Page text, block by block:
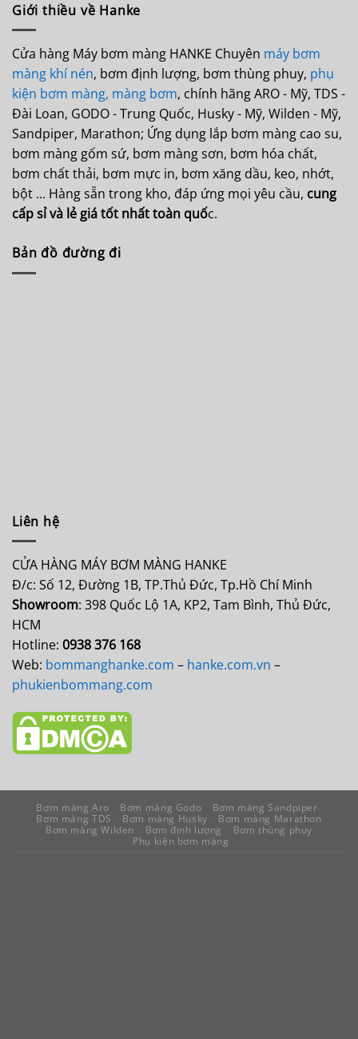
Giới thiều về Hanke
Cửa hàng Máy bơm màng HANKE Chuyên máy bơm
màng khí nén, bơm định lượng, bơm thùng phuy, phụ
kiện bơm màng, màng bơm, chính hãng ARO - Mỹ, TDS -
Đài Loan, GODO - Trung Quốc, Husky - Mỹ, Wilden - Mỹ,
Sandpiper, Marathon; Ứng dụng lắp bơm màng cao su,
bơm màng gốm sứ, bơm màng sơn, bơm hóa chất,
bơm chất thải, bơm mực in, bơm xăng dầu, keo, nhớt,
bột ... Hàng sẵn trong kho, đáp ứng mọi yêu cầu, cung
cấp sỉ và lẻ giá tốt nhất toàn quốc.
Bản đồ đường đi
Liên hệ
CỬA HÀNG MÁY BƠM MÀNG HANKE
Đ/c: Số 12, Đường 1B, TP.Thủ Đức, Tp.Hồ Chí Minh
Showroom: 398 Quốc Lộ 1A, KP2, Tam Bình, Thủ Đức,
HCM
Hotline: 0938 376 168
Web: bommanghanke.com – hanke.com.vn –
phukienbommang.com
Bơm màng Aro Bơm màng Godo
Bơm màng Sandpiper
Bơm màng TDS
Bơm màng Husky
Bơm màng Marathon
Bơm màng Wilden
Bơm định lượng
Bơm thùng phuy
Phụ kiện bơm màng